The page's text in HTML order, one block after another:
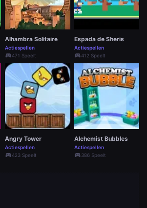
Alhambra Solitaire
Actiespellen
sports_esports471 Speelt
Espada de Sheris
Actiespellen
sports_esports412 Speelt
Angry Tower
Actiespellen
sports_esports423 Speelt
Alchemist Bubbles
Actiespellen
sports_esports386 Speelt